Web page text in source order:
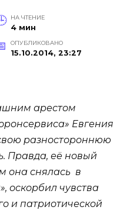
НА ЧТЕНИЕ
4 мин
ОПУБЛИКОВАНО
15.10.2014, 23:27
арестом
Евгения
разностороннюю
Правда, её новый
она снялась в
оскорбил чувства
и патриотической